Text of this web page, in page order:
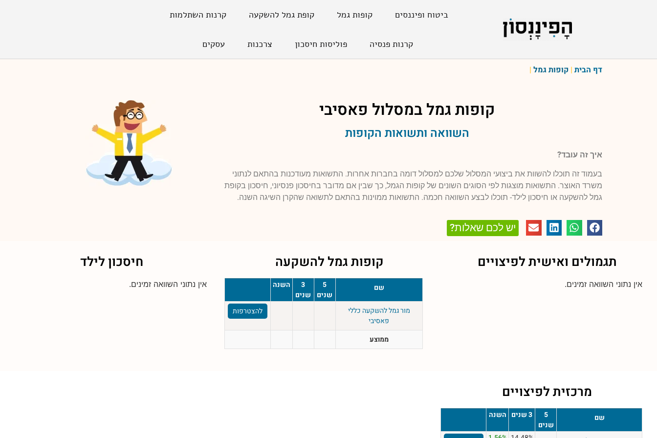
ביטוח ופיננסים קופות גמל קופת גמל להשקעה קרנות השתלמות
קרנות פנסיה פוליסות חיסכון צרכנות עסקים
דף הבית | קופות גמל |
קופות גמל במסלול פאסיבי
השוואה ותשואות הקופות
איך זה עובד?
בעמוד זה תוכלו להשוות את ביצועי המסלול שלכם למסלול דומה בחברות אחרות. התשואות מעודכנות בהתאם לנתוני
משרד האוצר. התשואות מוצגות לפי הסוגים השונים של קופות הגמל, כך שבין אם מדובר בחיסכון פנסיוני, חיסכון בקופת
גמל להשקעה או חיסכון לילד- תוכלו לבצע השוואה חכמה. התשואות ממוינות בהתאם לתשואה שהקרן השיגה השנה.
יש לכם שאלות?
תגמולים ואישית לפיצויים
אין נתוני השוואה זמינים.
קופות גמל להשקעה
שם
5
שנים
3
שנים
השנה
מור גמל להשקעה כללי
פאסיבי
להצטרפות
ממוצע
חיסכון לילד
אין נתוני השוואה זמינים.
מרכזית לפיצויים
שם
5
שנים
3 שנים השנה